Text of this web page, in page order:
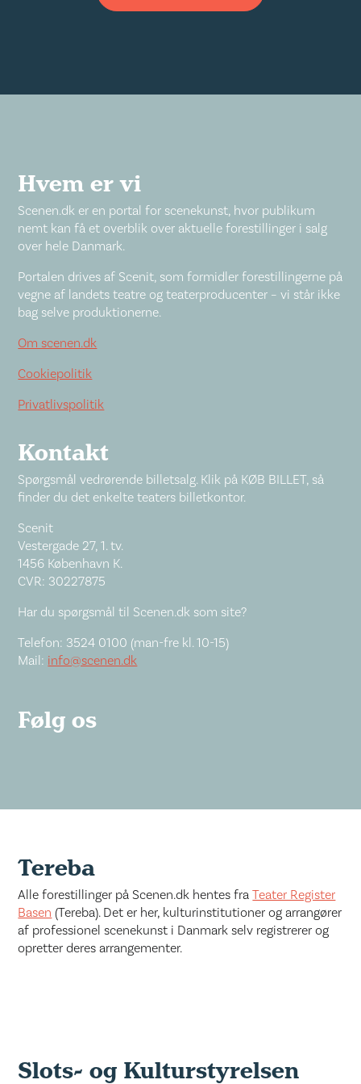
Hvem er vi
Scenen.dk er en portal for scenekunst, hvor publikum
nemt kan få et overblik over aktuelle forestillinger i salg
over hele Danmark.
Portalen drives af Scenit, som formidler forestillingerne på
vegne af landets teatre og teaterproducenter – vi står ikke
bag selve produktionerne.
Om scenen.dk
Cookiepolitik
Privatlivspolitik
Kontakt
Spørgsmål vedrørende billetsalg. Klik på KØB BILLET, så
finder du det enkelte teaters billetkontor.
Scenit
Vestergade 27, 1. tv.
1456 København K.
CVR: 30227875
Har du spørgsmål til Scenen.dk som site?
Telefon: 3524 0100 (man-fre kl. 10-15)
Mail: info@scenen.dk
Følg os
Tereba
Alle forestillinger på Scenen.dk hentes fraTeater Register
Basen (Tereba). Det er her, kulturinstitutioner og arrangører
af professionel scenekunst i Danmark selv registrerer og
opretter deres arrangementer.
Slots- og Kulturstyrelsen